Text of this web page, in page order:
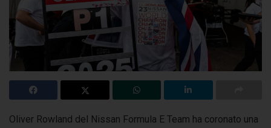
Oliver Rowland del Nissan Formula E Team ha coronato una